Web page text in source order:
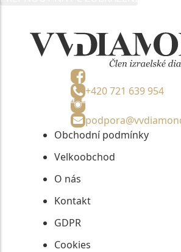
+420 721 639 954
Obchodní podmínky
Velkoobchod
O nás
Kontakt
GDPR
Cookies